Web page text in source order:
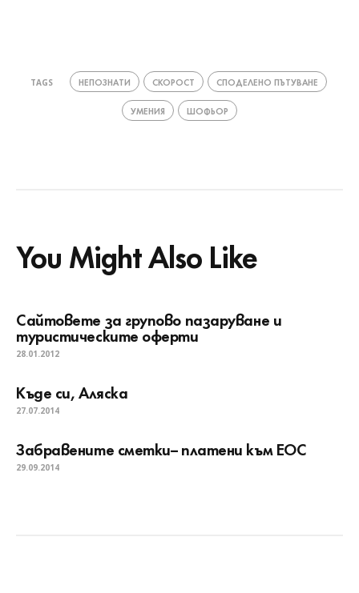
TAGS НЕПОЗНАТИ СКОРОСТ СПОДЕЛЕНО ПЪТУВАНЕ
УМЕНИЯ ШОФЬОР
You Might Also Like
Сайтовете за групово пазаруване и
туристическите оферти
28.01.2012
Къде си, Аляска
27.07.2014
Забравените сметки– платени към ЕОС
29.09.2014